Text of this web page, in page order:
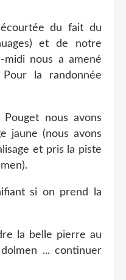
du fait du
et de notre
nous a amené
la randonnée
nous avons
jaune (nous avons
et pris la piste
si on prend la
la belle pierre au
... continuer